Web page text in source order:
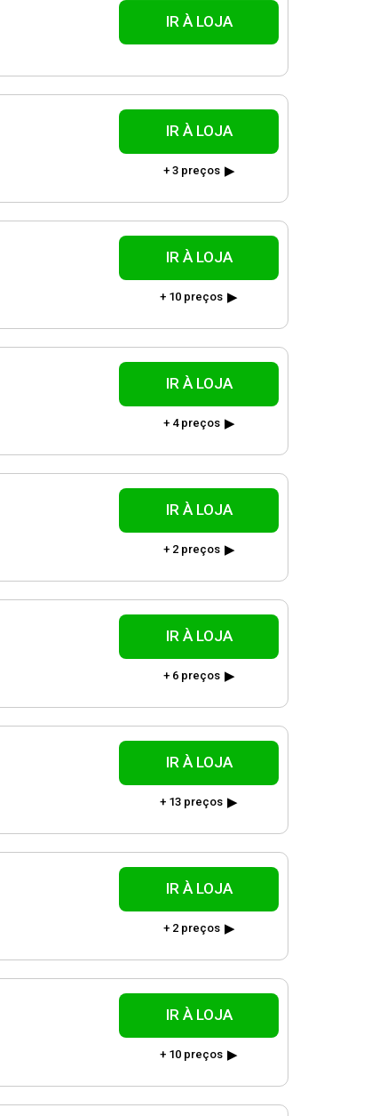
IR À LOJA
IR À LOJA
+ 3 preços
IR À LOJA
+ 10 preços
IR À LOJA
+ 4 preços
IR À LOJA
+ 2 preços
IR À LOJA
+ 6 preços
IR À LOJA
+ 13 preços
IR À LOJA
+ 2 preços
IR À LOJA
+ 10 preços